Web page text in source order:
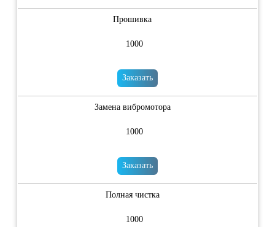
Прошивка
1000
Заказать
Замена вибромотора
1000
Заказать
Полная чистка
1000